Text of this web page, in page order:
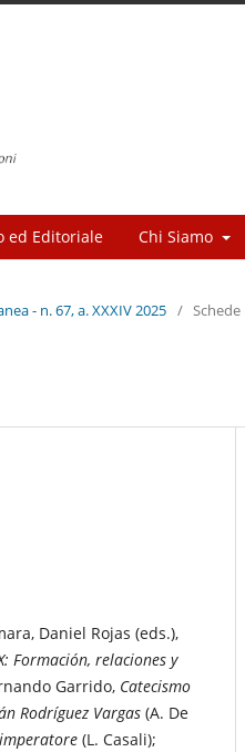
ed Editoriale Chi Siamo
- n. 67, a. XXXIV 2025 / Schede
Daniel Rojas (eds.),
Formación, relaciones y
Garrido, Catecismo
Rodríguez Vargas (A. De
(L. Casali);